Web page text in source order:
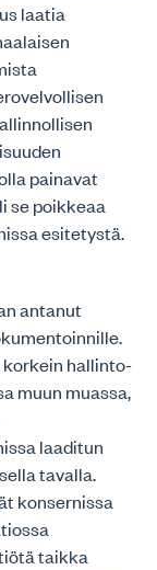
laatia
painavat
se poikkeaa
esitetystä.
antanut
hallinto-
muun muassa,
laaditun
tavalla.
konsernissa
taikka